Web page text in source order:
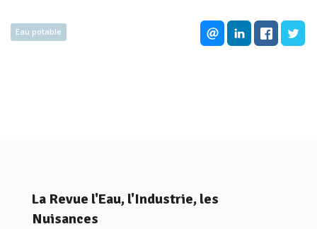
Eau potable
La Revue l'Eau, l'Industrie, les
Nuisances